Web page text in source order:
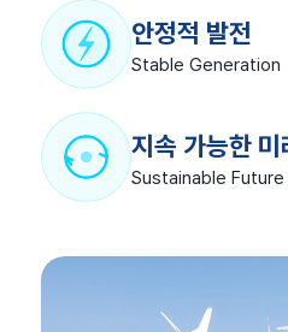
안정적 발전
Stable Generation
지속 가능한 미
Sustainable Future